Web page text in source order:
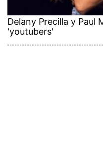
Delany Precilla y Paul
'youtubers'